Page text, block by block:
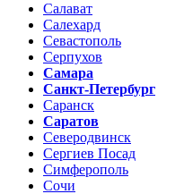
Салават
Салехард
Севастополь
Серпухов
Самара
Санкт-Петербург
Саранск
Саратов
Северодвинск
Сергиев Посад
Симферополь
Сочи